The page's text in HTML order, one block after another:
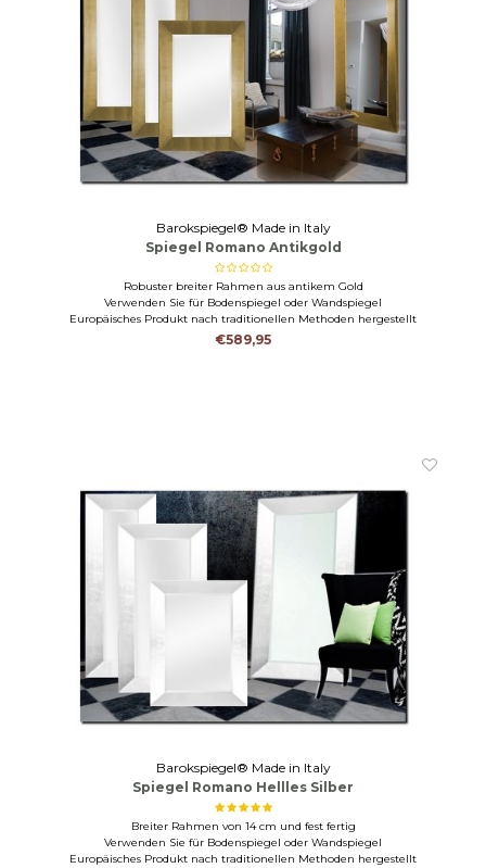
Barokspiegel® Made in Italy
Spiegel Romano Antikgold
Robuster breiter Rahmen aus antikem Gold
Verwenden Sie für Bodenspiegel oder Wandspiegel
Europäisches Produkt nach traditionellen Methoden hergestellt
€589,95
Barokspiegel® Made in Italy
Spiegel Romano Hellles Silber
Breiter Rahmen von 14 cm und fest fertig
Verwenden Sie für Bodenspiegel oder Wandspiegel
Europäisches Produkt nach traditionellen Methoden hergestellt